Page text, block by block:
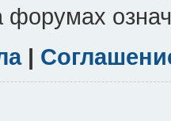
форумах
|